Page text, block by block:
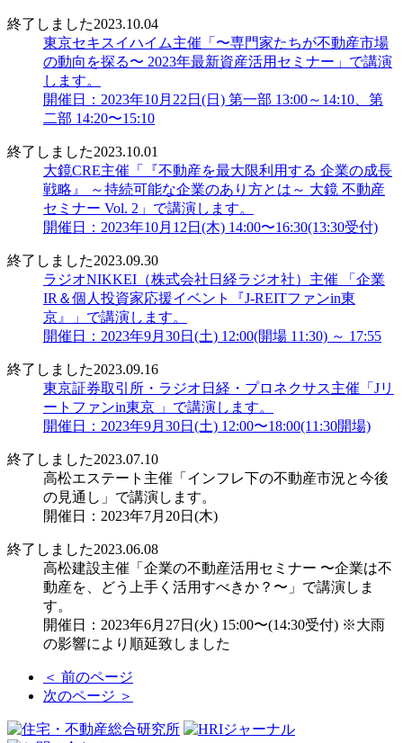
終了しました2023.10.04
東京セキスイハイム主催「〜専門家たちが不動産市場
の動向を探る〜 2023年最新資産活用セミナー」で講演
します。
開催日：2023年10月22日(日) 第一部 13:00～14:10、第
二部 14:20〜15:10
終了しました2023.10.01
大鏡CRE主催「『不動産を最大限利用する 企業の成長
戦略』 ～持続可能な企業のあり方とは～ 大鏡 不動産
セミナー Vol. 2」で講演します。
開催日：2023年10月12日(木) 14:00〜16:30(13:30受付)
終了しました2023.09.30
ラジオNIKKEI（株式会社日経ラジオ社）主催 「企業
IR＆個人投資家応援イベント『J-REITファンin東
京』」で講演します。
開催日：2023年9月30日(土) 12:00(開場 11:30) ～ 17:55
終了しました2023.09.16
東京証券取引所・ラジオ日経・プロネクサス主催「Jリ
ートファンin東京 」で講演します。
開催日：2023年9月30日(土) 12:00〜18:00(11:30開場)
終了しました2023.07.10
高松エステート主催「インフレ下の不動産市況と今後
の見通し」で講演します。
開催日：2023年7月20日(木)
終了しました2023.06.08
高松建設主催「企業の不動産活用セミナー 〜企業は不
動産を、どう上手く活用すべきか？〜」で講演しま
す。
開催日：2023年6月27日(火) 15:00〜(14:30受付) ※大雨
の影響により順延致しました
＜ 前のページ
次のページ ＞